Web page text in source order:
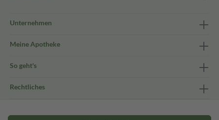
Unternehmen
Meine Apotheke
So geht's
Rechtliches